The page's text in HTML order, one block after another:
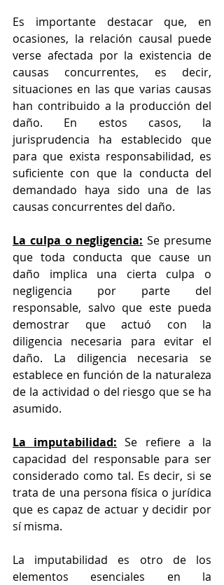
Es importante destacar que, en
ocasiones, la relación causal puede
verse afectada por la existencia de
causas concurrentes, es decir,
situaciones en las que varias causas
han contribuido a la producción del
daño. En estos casos, la
jurisprudencia ha establecido que
para que exista responsabilidad, es
suficiente con que la conducta del
demandado haya sido una de las
causas concurrentes del daño.
La culpa o negligencia: Se presume
que toda conducta que cause un
daño implica una cierta culpa o
negligencia por parte del
responsable, salvo que este pueda
demostrar que actuó con la
diligencia necesaria para evitar el
daño. La diligencia necesaria se
establece en función de la naturaleza
de la actividad o del riesgo que se ha
asumido.
La imputabilidad: Se refiere a la
capacidad del responsable para ser
considerado como tal. Es decir, si se
trata de una persona física o jurídica
que es capaz de actuar y decidir por
sí misma.
La imputabilidad es otro de los
elementos esenciales en la